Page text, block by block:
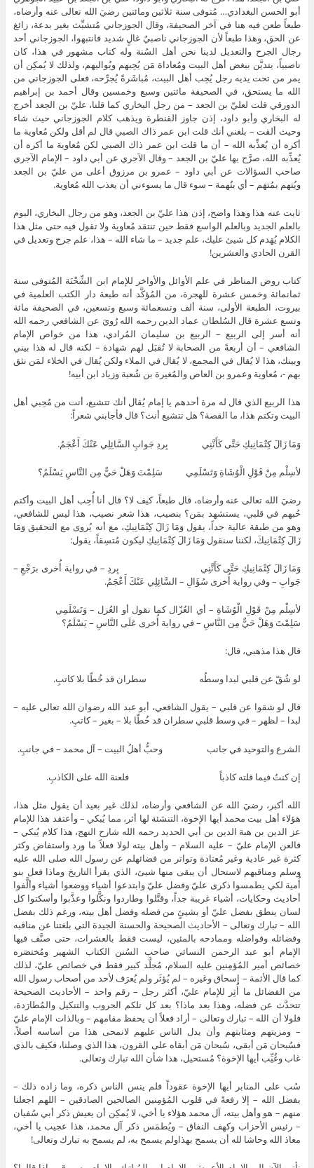
أبو الحسن البغدادي… مُتوفى سنة ثلاثين ومائتين رضيَ الله تعالى عنه وأرضاه،
طبعاً طعن فيه هنا في آخر الصحيفة، وقال الجوزجاني مُتشبِّث بغير بدعة، زائغ
عن الحق، وهذا طبعاً لأن الجوزجاني ناصبيٌ غالٍ شديد فانتبهوا، الجوزجاني أحد
رجال الجرح والتعديل لدينا نحن أهل السُنة وله كتاب مشهور في هذا، كان
ناصبياً، يتديَّن ببغض أهل البيت ومُعاداة مَن يُحِبهم ويُواليهم، ولذلك لا يُمكِن أن
يمر من تحت يديه رجل يُحِب أهل البيت، مُباشَرةً يُجرِّحه، فعلى الجوزجاني من
الله ما يستحق، في الصحيفة مائتين وسبع وخمسين وقال أحمد بن إبراهيم
الدورقي قلت لعليّ بن الجعد – من رجل البخاري كما قلنا، عليّ بن الجعد أخرج
له البخاري وأبو داود، إذن جاوز القنطرة ويذهب كلام الجوزجاني حيث شاء
وحيث ألقت – بلغني أنك قلت ابن عمر ذاك الصبي قال لم أقل ولكن مُعاوية ما
أكره أن يُعذِّبه الله – أن ما قلت ابن عمر ذاك الصبي لكن مُعاوية ما أكره أن
يُعذِّبه الله، صرَّح بها عليّ بن الجعد – وقال الآجري عن أبي داود – الإمام الآجري
صاحب السؤالات عن أبي داود – عمرو بن مرزوق أعلى من عليّ بن الجعد
ويُتهم بمُتهَم – أي بتُهمة – سوء قال ما يسوءني أن يعذب الله مُعاوية.
ثابت عنه هذا وهذا واضح، إذن هذا عليّ بن الجعد، وهو من رجال البخاري، اليوم
بالعلم الجديد وبالعلم الواسع فقط حين تنتقد مُعاوية ولا تقول فيه حتى مثل هذا
الكلام يُهَدم كل شيئ عليك، علم جديد – ما شاء الله – هذا، علم جرح وتعديل في
القرن الحادي والعشرين!
كتاب روض المناظر في علم الأوائل والأواخر للإمام ابن الشِّحْنَة المُتوفى سنة
ثمانمائة وخمس عشرة للهجرة، من المُؤكَّد أنه طبعة دار الكتب العلمية في
بيروت، الطبعة الأولى، سنة ألف وتسعمائة وسبع وتسعين، في الصحيفة مائة
وتسع عشرة قال السُلطان عماد الدين رحمه الله رُويَ عن الشافعي رحمه الله
أنه أسر إلى الربيع – الربيع بن سليمان المُرادي، هذا من خواص الإمام
الشافعي – أن أربعةً من الصحابة لا تُقبَل لهم شهادة – لكنه قال له هذا بيني
وبينك، هذا لا يُقال في المجمع، لا يُقال في الملاء ولكن يُقال في الخلاء لمَن نثق
بهم -، مُعاوية وعمرو بن العاص والمُغيرة بن شُعبة وزياد ابن أبيه!
هذا الربيع الذي قال له مرة أحدهم يا إمام يُقال أنك تتشيع، أنت من مُحِبي أهل
البيت وتكتم هذا، ما القصة؟ هل تتشيع أنت؟ قال فأجابني شعراً:
وَمَا زَالَ كِتْمَانِيكِ حَتَّى كَأَنَّنِي بِردِ جَوابِ السَّائِلِي عَنْكَ أَعْجَمُ.
لأسِلْم مِنْ قَوْلِ الْوُشَاةِ وَتَسْلَمِي سَلِمْتَ وَهَلْ حَيٌّ مِن النَّاسِ يَسْلَمُ؟
رضيَ الله تعالى عنه وأرضاه، قال طبعاً، كيف لا؟ قال أنا أُحِب أهل البيت وأكتم
حُبهم في قلبي، يستشهد بمَن؟ بنصيب، هذا شعر نصيب، هذا ليس للشافعي،
وهو من طبقة عالية جداً، يقول وَمَا زَالَ كِتْمَانِيكِ، مع أنه يُروى مع التحقيق وَمَا
زَالَ كِتْمَانِيكَ، لكننا سنقول وَمَا زَالَ كِتْمَانِيكِ ليكون مُتسِقاً، يقول:
وَمَا زَالَ كِتْمَانِيكِ حَتَّى كَأَنَّنِي بِردِ – في رواية أُخرى برَجْعِ –
جَوابِ – وفي رواية أُخرى سُؤَالِ – السَّائِلِي عَنْكَ أَعْجَمُ.
لأسِلْم مِنْ قَوْلِ الْوُشَاةِ – أي العُزّال كما نقول أو العُزل – وَتَسْلَمِي
سَلِمْتَ وَهَلْ حَيٌّ مِن النَّاسِ – في رواية أُخرى عَلَى النَّاسِ – يَسْلَمُ؟
قال هذا مذهبي، قال:
لو شُقّ عن قلبي لبدا وسطُه سطران قد خُطّا بلا كاتبِ.
قال لو شقوا عن قلبي – يقول الشافعي، أبو عبد الله رضوان الله تعالى عليه –
لبدا – لظهر – في وسط قلبي سطران قد خُطّا بلا – بغير – كاتبِ.
الشرع والتوحيد في جانب وحبُّ أهلُ البيت – آل محمد – في جانبِ.
إن كنتُ فيما قلته كاذباً فلعنة الله على الكاذبِ.
الله أكبر، رضيَ الله عن الشافعي وأرضاه، لذلك غير بعيد أن يقول مثل هذا،
هؤلاء أهل بيت محمد أيها الإخوة، التنشئة لها أثر، مما يُبكي – وأعتقد هذا للإمام
عز الدين بن هبة الدين بن أبي الحديد رحمه الله شارح النهج، هذا كلام يُبكي –
قالعن الإمام عليّ – عليه السلام – وأهل بيته لولا فعلاً ما ورد واستفاض وكثر
كثرة غير عادية وغير مُعتادة وتواتر من فضائهلم عن رسول الله صلى الله عليه
وسلم ومناقبهم لاستحال أن يبقى منها شيئ، الذي يقرأ التاريخ وماذا فعل بنو
أُمية لكي يطمسوا ذكرى عليّ وفضل عليّ وابتدعوا أشياء ووضعوا أشياء وألَّفوا
أحاديث وحكايات، أشياء غريبة جداً، وقتَّلوا وطاردوا ونكَّلوا وعذَّبوا وأسكتوا كل
لسان ينطق بفضل عليّ أو بشيئٍ من فضله وفضل أهل بيته، ورغم ذلك بفضل
الله – تبارك وتعالى – الأحاديث الصحيحة والحسنة الجيدة التي بلغتنا عن مناقبه
وفضائله وفواضله وممادحه بالمئين، ليست فقط بالعشرات، حتى صنَّف فيها
الإمام أبو عبد الرحمن النسائي صاحب السُنن الكتاب الشهير ومُختصَره
خصائص أمير المُؤمِنين عليه السلام، مُجلَّد كبير فقط في خصائص عليّ، لذلك
كما قال الأئمة – إسحاق وغيره – لم يُؤثَر ولم يُعرَف لأحد من أصحاب رسول الله
من الفضائل ما أُثِر للإمام عليّ، أكثر رجل – رقم واحد – الأحاديث الصحيحة
تتحدَّث عن فضله، وهذا بعد ماذا؟ بعد كل تلكم الحروب والتنكيل والمُطارَدة،
فلولا أن الله – تبارك وتعالى – أراد فعلاً أن يحفظ مقامهم – وبالذات الإمام عليّ
– ومزيتهم ومثابتهم وأن يدل الناس عليهم لانمحى هذا من أساسه أصلاً،
فسُبحان مَن أبقى، سُبحان مَن أبقاه على القرون، هذا الذي وصلنا، فكيف بالذي
غاب وغُيِّب أيها الإخوة؟ مُستحيل، هذا شأن الله تبارك وتعالى.
سُب على المنابر أيها الإخوة عقوداً فلم ينس الناس ذكره، وما زاده ذلك –
بفضل الله – إلا رفعةً في قلوب المُؤمِنين الصالحين الصادقين – اللهم اجعلنا
منهم – هو وأهل بيته، آل محمد هؤلاء يا أخي، لا يُمكِن أن يعيش ذكر أبي سُفيان
– رئيس الأحزاب وكهف النفاق – ويُطمَس ذكر آل محمد، هذا عجيب يا أخي،
معاذ الله وحاشا لله أن يسمح بهذاولم يسمح به، لم يسمح به تبارك وتعالى!